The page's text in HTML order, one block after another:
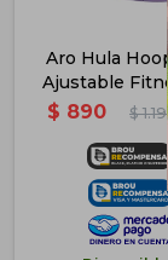
Aro Hula
Ajustable
$ 890 $